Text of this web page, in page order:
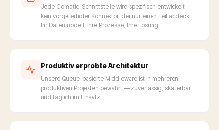
Jede Comatic-Schnittstelle wird spezifisch entwickelt —
kein vorgefertigter Konnektor, der nur einen Teil abdeckt.
Ihr Datenmodell, Ihre Prozesse, Ihre Lösung.
Produktiv erprobte Architektur
Unsere Queue-basierte Middleware ist in mehreren
produktiven Projekten bewährt — zuverlässig, skalierbar
und täglich im Einsatz.